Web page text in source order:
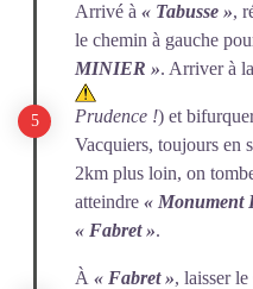
Arrivé à « Tabusse »,
le chemin à gauche
MINIER ». Arriver à
Prudence !) et
Vacquiers, toujours en
2km plus loin, on
atteindre « Monument
« Fabret ».
À « Fabret », laisser